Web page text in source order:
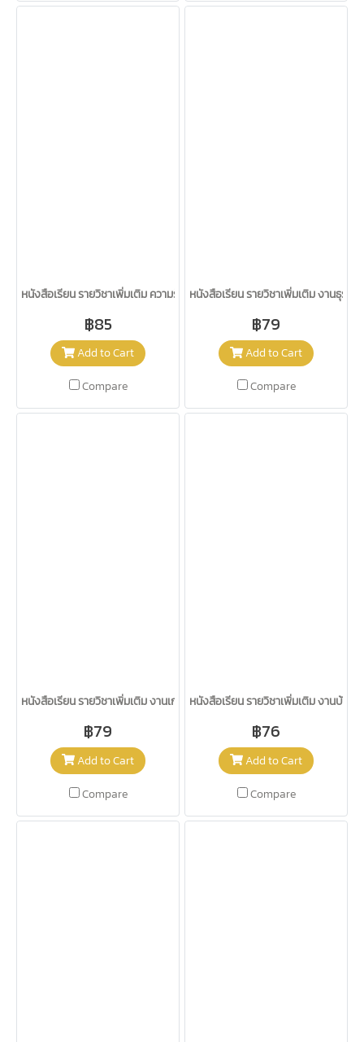
หนังสือเรียน รายวิชาเพิ่มเติม ความรู้เกี่ยวกับงานอาชีพ ม.4-6 /อจท.
฿85
Add to Cart
Compare
หนังสือเรียน รายวิชาเพิ่มเติม งานธุรกิ
฿79
Add to Cart
Compare
หนังสือเรียน รายวิชาเพิ่มเติม งานเกษตร ( พืช ) ม.4-6 /อจท.
฿79
Add to Cart
Compare
หนังสือเรียน รายวิชาเพิ่มเติม งานบ้าน
฿76
Add to Cart
Compare